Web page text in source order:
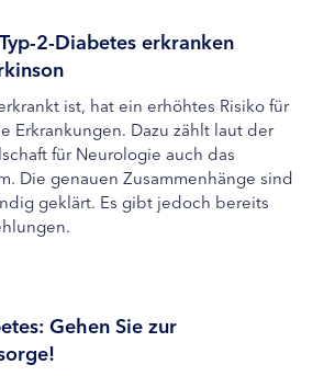
2-Diabetes erkranken
ist, hat ein erhöhtes Risiko für
Erkrankungen. Dazu zählt laut der
für Neurologie auch das
Die genauen Zusammenhänge sind
geklärt. Es gibt jedoch bereits
Gehen Sie zur